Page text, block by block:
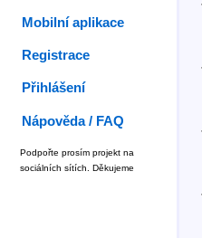
Mobilní aplikace
Registrace
Přihlášení
Nápověda / FAQ
Podpořte prosím projekt na
sociálních sítích. Děkujeme